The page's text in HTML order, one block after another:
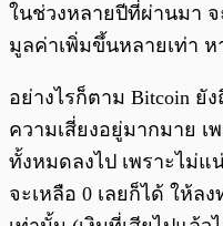
ในช่วงหลายปีที่ผ่านมา จ
มูลค่าเพิ่มขึ้นหลายเท่า ห
อย่างไรก็ตาม Bitcoin ยั
ความเสี่ยงอยู่มากมาย เ
ทั้งหมดลงไป เพราะไม่
จะเหลือ 0 เลยก็ได้ ให้ล